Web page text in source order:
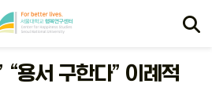
“용서 구한다” 이례적